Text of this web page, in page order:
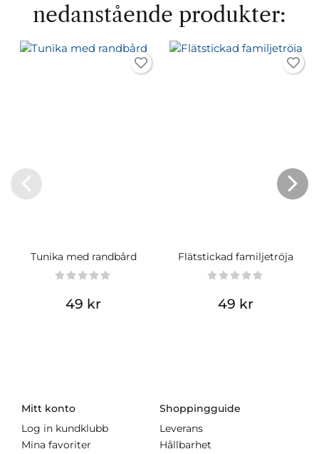
nedanstående produkter:
Tunika med randbård
49 kr
Flätstickad familjetröja
49 kr
Mitt konto
Log in kundklubb
Mina favoriter
Shoppingguide
Leverans
Hållbarhet